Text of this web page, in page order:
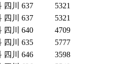
四川 637
5321
四川 637
5321
四川 640
4709
四川 635
5777
四川 646
3598